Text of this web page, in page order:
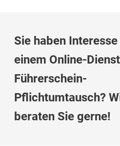
Sie haben Interesse
einem Online-
Führerschein-
Pflichtumtausch?
beraten Sie gerne!